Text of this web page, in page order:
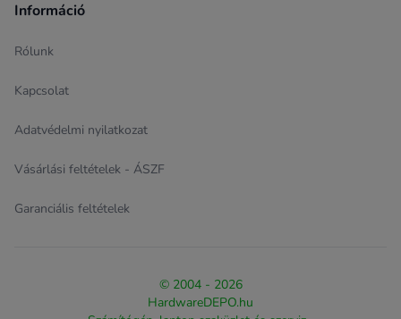
Információ
Rólunk
Kapcsolat
Adatvédelmi nyilatkozat
Vásárlási feltételek - ÁSZF
Garanciális feltételek
© 2004 - 2026
HardwareDEPO.hu